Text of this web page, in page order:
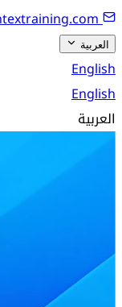
العربية
English
English
العربية